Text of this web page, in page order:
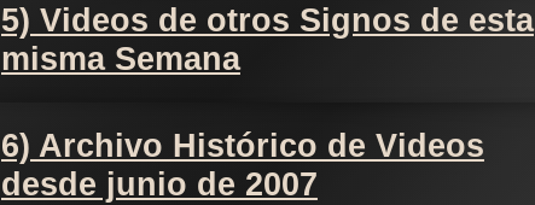
5) Videos de otros Signos de esta
misma Semana
6) Archivo Histórico de Videos
desde junio de 2007